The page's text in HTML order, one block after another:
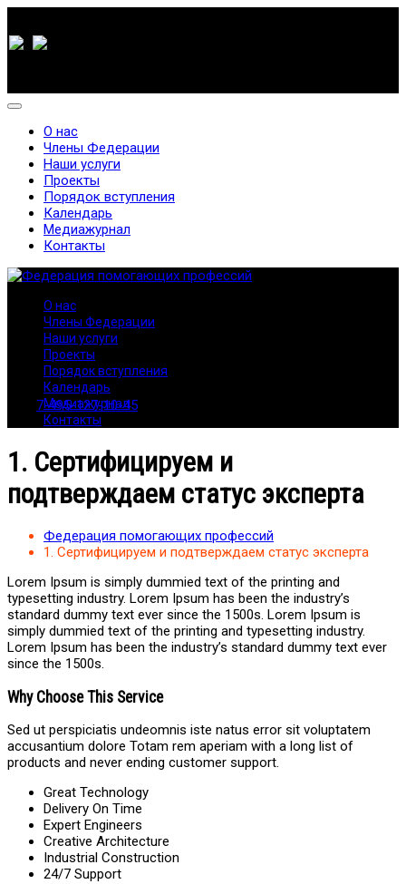
7-495-127-10-45
О нас
Члены Федерации
Наши услуги
Проекты
Порядок вступления
Календарь
Медиажурнал
Контакты
О нас
Члены Федерации
Наши услуги
Проекты
Порядок вступления
Календарь
Медиажурнал
Контакты
1. Сертифицируем и
подтверждаем статус эксперта
Федерация помогающих профессий
1. Сертифицируем и подтверждаем статус эксперта
Lorem Ipsum is simply dummied text of the printing and
typesetting industry. Lorem Ipsum has been the industry’s
standard dummy text ever since the 1500s. Lorem Ipsum is
simply dummied text of the printing and typesetting industry.
Lorem Ipsum has been the industry’s standard dummy text ever
since the 1500s.
Why Choose This Service
Sed ut perspiciatis undeomnis iste natus error sit voluptatem
accusantium dolore Totam rem aperiam with a long list of
products and never ending customer support.
Great Technology
Delivery On Time
Expert Engineers
Creative Architecture
Industrial Construction
24/7 Support